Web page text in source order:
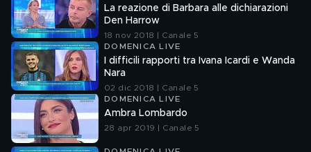
La reazione di Barbara alle dichiarazioni
Den Harrow
18 nov 2018 | Canale 5
DOMENICA LIVE
I difficili rapporti tra Ivana Icardi e Wanda
Nara
02 dic 2018 | Canale 5
DOMENICA LIVE
Ambra Lombardo
28 apr 2019 | Canale 5